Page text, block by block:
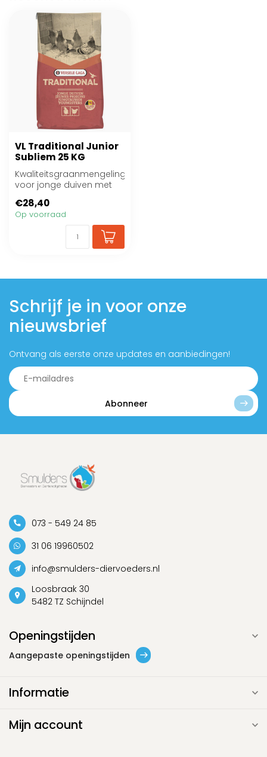
VL Traditional Junior
Subliem 25 KG
Kwaliteitsgraanmengeling
voor jonge duiven met
€28,40
Op voorraad
Schrijf je in voor onze
nieuwsbrief
Ontvang als eerste onze updates en aanbiedingen!
Abonneer
073 - 549 24 85
31 06 19960502
info@smulders-diervoeders.nl
Loosbraak 30
5482 TZ Schijndel
Openingstijden
Aangepaste openingstijden
Informatie
Mijn account